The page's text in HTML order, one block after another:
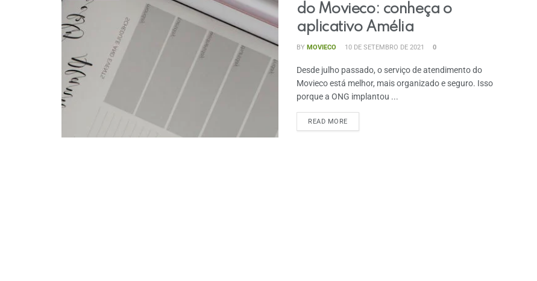
do Movieco: conheça o
aplicativo Amélia
BY MOVIECO 10 DE SETEMBRO DE 2021 0
Desde julho passado, o serviço de atendimento do
Movieco está melhor, mais organizado e seguro. Isso
porque a ONG implantou ...
READ MORE